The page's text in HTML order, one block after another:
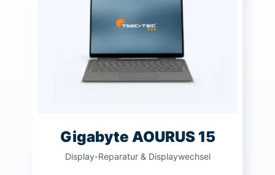
Gigabyte AOURUS 15
Display-Reparatur & Displaywechsel